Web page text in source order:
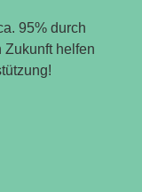
95% durch
Zukunft helfen